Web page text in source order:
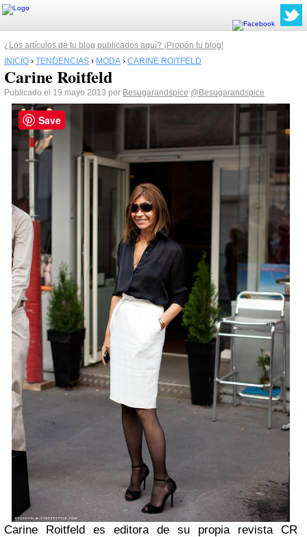
¿Los artículos de tu blog publicados aquí? ¡Propón tu blog!
INICIO › TENDENCIAS › MODA › CARINE ROITFELD
Carine Roitfeld
Publicado el 19 mayo 2013 por Besugarandspice @Besugarandspice
Carine Roitfeld es editora de su propia revista CR
Save